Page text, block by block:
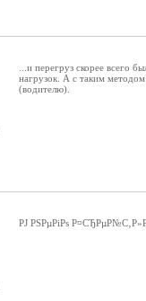
...и перегруз скорее всего
нагрузок. А с таким
(водителю).
РЈ РЅРµРіРѕ